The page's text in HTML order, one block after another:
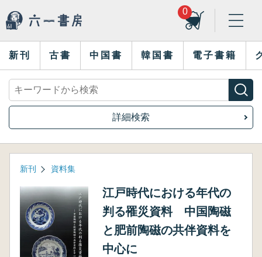
0
新刊 古書 中国書 韓国書 電子書籍
詳細検索
新刊 資料集
江戸時代における年代の
判る罹災資料 中国陶磁
と肥前陶磁の共伴資料を
中心に